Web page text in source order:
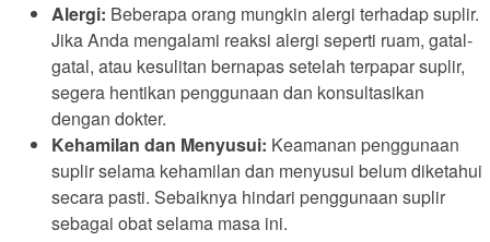
Alergi: Beberapa orang mungkin alergi terhadap suplir.
Jika Anda mengalami reaksi alergi seperti ruam, gatal-
gatal, atau kesulitan bernapas setelah terpapar suplir,
segera hentikan penggunaan dan konsultasikan
dengan dokter.
Kehamilan dan Menyusui: Keamanan penggunaan
suplir selama kehamilan dan menyusui belum diketahui
secara pasti. Sebaiknya hindari penggunaan suplir
sebagai obat selama masa ini.